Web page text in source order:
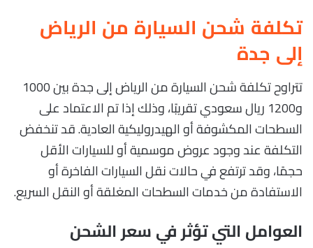
تكلفة شحن السيارة من الرياض
إلى جدة
تتراوح تكلفة شحن السيارة من الرياض إلى جدة بين 1000
و1200 ريال سعودي تقريبًا، وذلك إذا تم الاعتماد على
السطحات المكشوفة أو الهيدروليكية العادية. قد تنخفض
التكلفة عند وجود عروض موسمية أو للسيارات الأقل
حجمًا، وقد ترتفع في حالات نقل السيارات الفاخرة أو
الاستفادة من خدمات السطحات المغلقة أو النقل السريع.
العوامل التي تؤثر في سعر الشحن